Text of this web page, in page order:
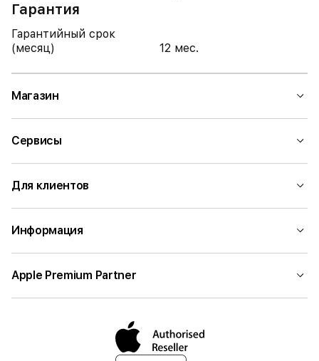
Гарантия
Гарантийный срок
(месяц)
12 мес.
Магазин
Сервисы
Для клиентов
Информация
Apple Premium Partner